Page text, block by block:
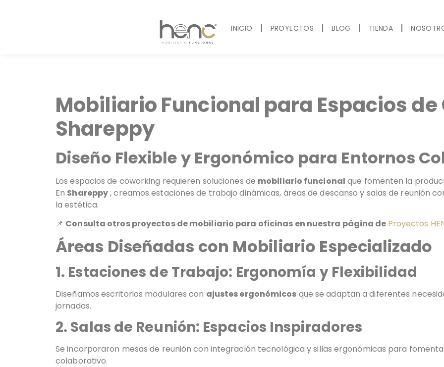
INICIO PROYECTOS BLOG TIENDA
Mobiliario Funcional para Espacios
Shareppy
Diseño Flexible y Ergonómico para Entornos
Los espacios de coworking requieren soluciones de mobiliario funcional que fomenten la
En Shareppy, creamos estaciones de trabajo dinámicas, áreas de descanso y salas de reunión
la estética.
📌 Consulta otros proyectos de mobiliario para oficinas en nuestra página de Proyectos
Áreas Diseñadas con Mobiliario Especializado
1. Estaciones de Trabajo: Ergonomía y Flexibilidad
Diseñamos escritorios modulares con ajustes ergonómicos que se adaptan a diferentes
jornadas.
2. Salas de Reunión: Espacios Inspiradores
Se incorporaron mesas de reunión con integración tecnológica y sillas ergonómicas para
colaborativo.